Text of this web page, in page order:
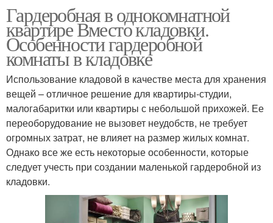
Гардеробная в однокомнатной
квартире Вместо кладовки.
Особенности гардеробной
комнаты в кладовке
Использование кладовой в качестве места для хранения
вещей – отличное решение для квартиры-студии,
малогабаритки или квартиры с небольшой прихожей. Ее
переоборудование не вызовет неудобств, не требует
огромных затрат, не влияет на размер жилых комнат.
Однако все же есть некоторые особенности, которые
следует учесть при создании маленькой гардеробной из
кладовки.